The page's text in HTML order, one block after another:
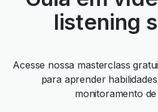
listening
Acesse nossa masterclass
para aprender
monitoramento de